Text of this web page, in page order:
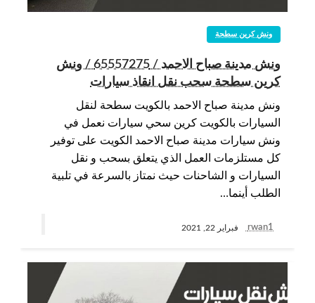
ونش كرين سطحة
ونش مدينة صباح الاحمد / 65557275 / ونش
كرين سطحة سحب نقل انقاذ سيارات
ونش مدينة صباح الاحمد بالكويت سطحة لنقل
السيارات بالكويت كرين سحي سيارات نعمل في
ونش سيارات مدينة صباح الاحمد الكويت على توفير
كل مستلزمات العمل الذي يتعلق بسحب و نقل
السيارات و الشاحنات حيث نمتاز بالسرعة في تلبية
الطلب أينما…
rwan1 فبراير 22, 2021